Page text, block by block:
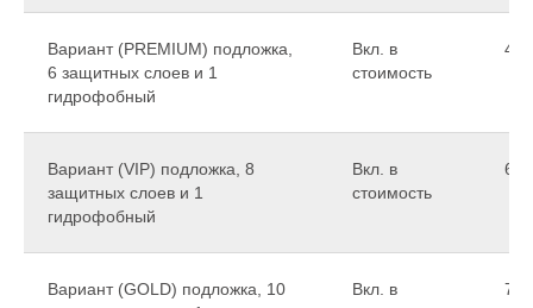
Вариант (PREMIUM) подложка,
6 защитных слоев и 1
гидрофобный
Вкл. в
стоимость
49
Вариант (VIP) подложка, 8
защитных слоев и 1
гидрофобный
Вкл. в
стоимость
65
Вариант (GOLD) подложка, 10
Вкл. в
70